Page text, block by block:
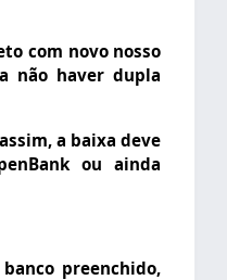
com novo nosso
não haver dupla
a baixa deve
ou ainda
preenchido,